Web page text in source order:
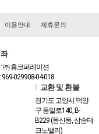
이용안내 제휴문의
㈜ 휴코퍼레이션
029908-04-018
교환 및 환불
경기도 고양시 덕양
구 통일로140, B-
B229 (동산동, 삼송테
크노밸리)